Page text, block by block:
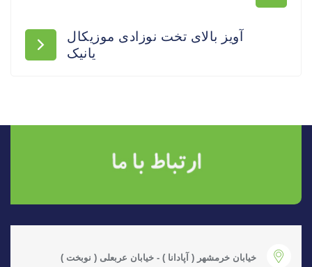
آویز بالای تخت نوزادی موزیکال
یانیک
خیابان خرمشهر ( آپادانا ) - خیابان عربعلی ( نوبخت )